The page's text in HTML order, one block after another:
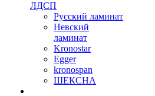
ЛДСП
Русский ламинат
Невский
ламинат
Kronostar
Egger
kronospan
ШЕКСНА